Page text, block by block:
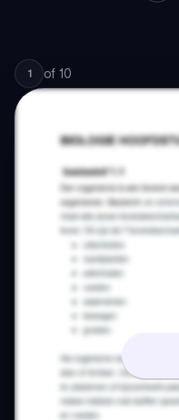
1 of 10